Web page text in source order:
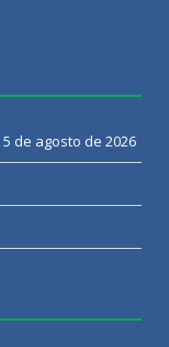
5 de agosto de 2026